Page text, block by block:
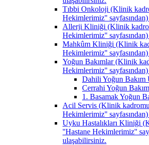
Tıbbi Onkoloji (Klinik
Hekimlerimiz''
Allerji Kliniği (Klinik
Hekimlerimiz''
Mahkûm Kliniği (Klinik
Hekimlerimiz''
Yoğun Bakımlar (Klinik
Hekimlerimiz''
Dahili Yoğun Bakım
Cerrahi Yoğun
1. Basamak Yoğun
Acil Servis (Klinik
Hekimlerimiz''
Uyku Hastalıkları Kliniği
''Hastane Hekimlerimiz''
ulaşabilirsiniz.